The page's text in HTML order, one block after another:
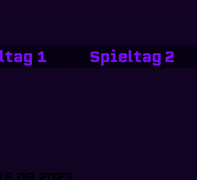
1 Spieltag 2